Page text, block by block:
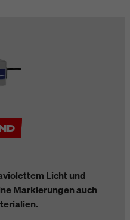
Licht und
Markierungen auch